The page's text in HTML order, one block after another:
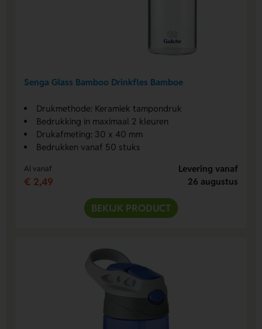
Senga Glass Bamboo Drinkfles Bamboe
Drukmethode: Keramiek tampondruk
Bedrukking in maximaal 2 kleuren
Drukafmeting: 30 x 40 mm
Bedrukken vanaf 50 stuks
Al vanaf
€ 2,49
Levering vanaf
26 augustus
BEKIJK PRODUCT